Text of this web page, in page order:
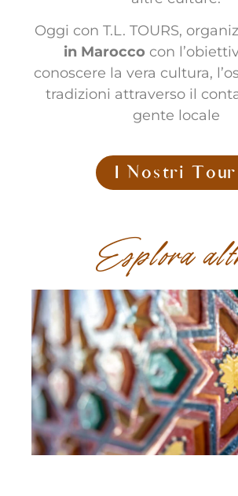
Oggi con T.L. TOURS,
in Marocco con
conoscere la vera cultura,
tradizioni attraverso il
gente locale
I Nostri Tour
Esplora